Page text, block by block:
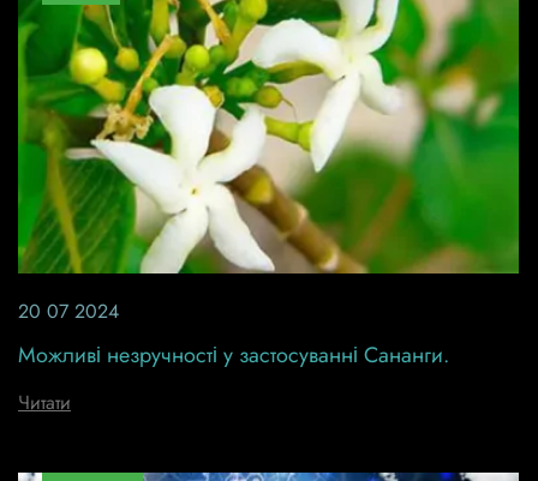
20 07 2024
Можливі незручності у застосуванні Сананги.
Читати